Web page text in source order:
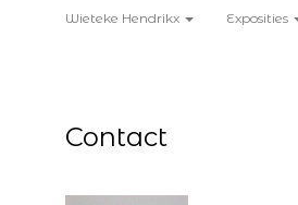
Wieteke Hendrikx Exposities
Contact